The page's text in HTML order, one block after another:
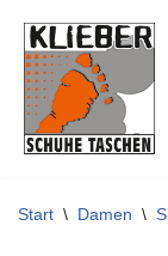
Zum
Inhalt
springen
Start \ Damen \